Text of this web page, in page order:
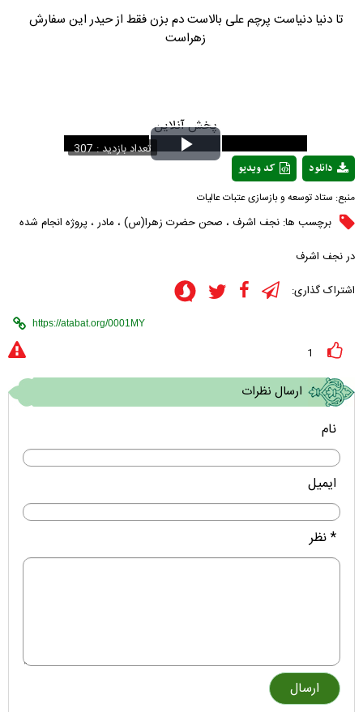
تا دنیا دنیاست پرچم علی بالاست دم بزن فقط از حیدر این سفارش
زهراست
پخش آنلاین
Play
Video
تعداد بازدید : 307
کد ویدیو
دانلود
منبع: ستاد توسعه و بازسازی عتبات عالیات
برچسب ها: نجف اشرف ، صحن حضرت زهرا(س) ، مادر ، پروژه انجام شده
در نجف اشرف
اشتراک گذاری:
1
ارسال نظرات
نام
ایمیل
* نظر